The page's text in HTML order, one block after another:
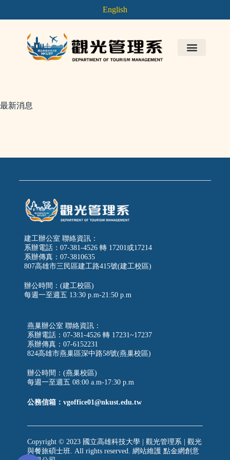
English
最新消息
建工辦公室 聯絡資訊：
系辦電話：07-381-4526 轉 17201或17214
系辦傳真：07-3810635
807高雄市三民區建工路415號(建工校區)
辦公時間：(建工校區)
每週一至週五 13:30 p.m-21:50 p.m
燕巢辦公室 聯絡資訊：
系辦電話：07-381-4526 轉 17231~17237
系辦傳真：07-6152231
824高雄市燕巢區深中路58號(燕巢校區)
辦公時間：(燕巢校區)
每週一至週五 08:00 a.m-17:30 p.m
公務信箱：vgoffice01@nkust.edu.tw
Copyright © 2023 國立高雄科技大學 | 觀光管理系 | 觀光
與餐旅碩士班. All rights reserved. 網站維護 點金網創意